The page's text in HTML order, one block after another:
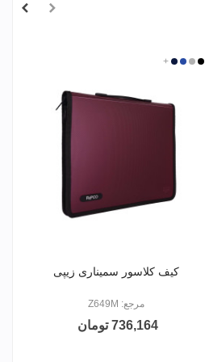
مشکی
نقرهآبیسرمه
+
کیف کلاسور سمیناری زیپی
مرجع: Z649M
736,164 تومان